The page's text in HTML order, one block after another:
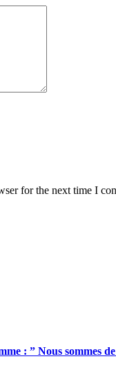
for the next time I
: ” Nous sommes